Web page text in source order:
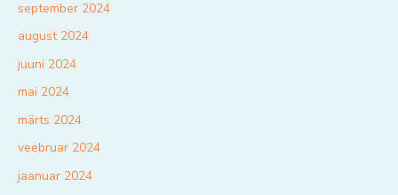
september 2024
august 2024
juuni 2024
mai 2024
märts 2024
veebruar 2024
jaanuar 2024